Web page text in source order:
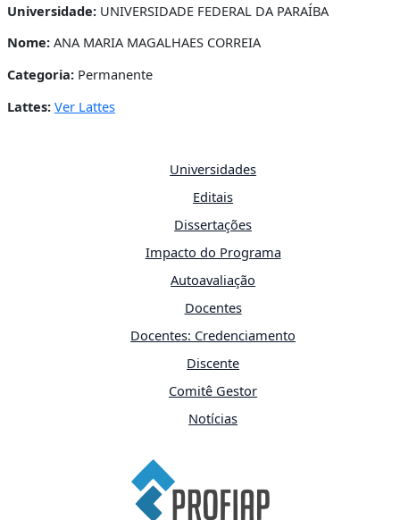
Universidade:UNIVERSIDADE FEDERAL DA PARAÍBA
Nome:ANA MARIA MAGALHAES CORREIA
Categoria:Permanente
Lattes: Ver Lattes
Universidades
Editais
Dissertações
Impacto do Programa
Autoavaliação
Docentes
Docentes: Credenciamento
Discente
Comitê Gestor
Notícias